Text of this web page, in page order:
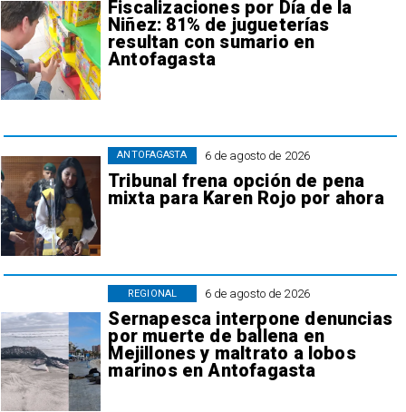
Fiscalizaciones por Día de la
Niñez: 81% de jugueterías
resultan con sumario en
Antofagasta
6 de agosto de 2026
Tribunal frena opción de pena
mixta para Karen Rojo por ahora
ANTOFAGASTA
6 de agosto de 2026
Sernapesca interpone denuncias
por muerte de ballena en
Mejillones y maltrato a lobos
marinos en Antofagasta
REGIONAL